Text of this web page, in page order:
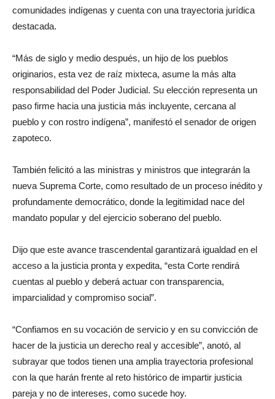
comunidades indígenas y cuenta con una trayectoria jurídica
destacada.
“Más de siglo y medio después, un hijo de los pueblos
originarios, esta vez de raíz mixteca, asume la más alta
responsabilidad del Poder Judicial. Su elección representa un
paso firme hacia una justicia más incluyente, cercana al
pueblo y con rostro indígena”, manifestó el senador de origen
zapoteco.
También felicitó a las ministras y ministros que integrarán la
nueva Suprema Corte, como resultado de un proceso inédito y
profundamente democrático, donde la legitimidad nace del
mandato popular y del ejercicio soberano del pueblo.
Dijo que este avance trascendental garantizará igualdad en el
acceso a la justicia pronta y expedita, “esta Corte rendirá
cuentas al pueblo y deberá actuar con transparencia,
imparcialidad y compromiso social”.
“Confiamos en su vocación de servicio y en su convicción de
hacer de la justicia un derecho real y accesible”, anotó, al
subrayar que todos tienen una amplia trayectoria profesional
con la que harán frente al reto histórico de impartir justicia
pareja y no de intereses, como sucede hoy.